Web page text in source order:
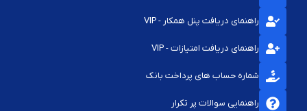
راهنمای دریافت پنل همکار - VIP
راهنمای دریافت امتیازات - VIP
شماره حساب های پرداخت بانک
راهنمایی سوالات پر تکرار